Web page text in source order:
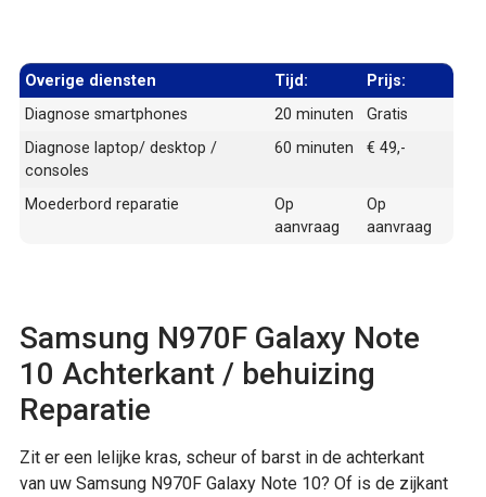
Overige diensten Tijd:
Prijs:
Diagnose smartphones
20 minuten
Gratis
Diagnose laptop/ desktop /
consoles
60 minuten € 49,-
Moederbord reparatie
Op
aanvraag
Op
aanvraag
Samsung N970F Galaxy Note
10 Achterkant / behuizing
Reparatie
Zit er een lelijke kras, scheur of barst in de achterkant
van uw Samsung N970F Galaxy Note 10? Of is de zijkant